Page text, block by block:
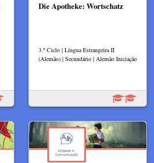
Die Apotheke: Wortschatz
3.º Ciclo | Língua Estrangeira II
(Alemão) | Secundário | Alemão Iniciação